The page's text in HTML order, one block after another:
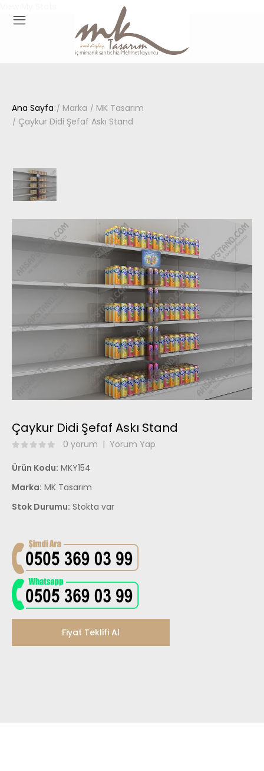
Ana Sayfa Marka
MK Tasarım
Çaykur Didi Şefaf Askı Stand
Çaykur Didi Şefaf Askı Stand
0 yorum | Yorum Yap
Ürün Kodu: MKY154
Marka: MK Tasarım
Stok Durumu: Stokta var
Fiyat Teklifi Al